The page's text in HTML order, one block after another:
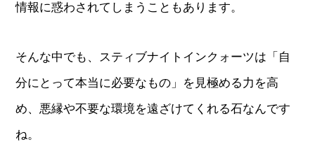
情報に惑わされてしまうこともあります。
そんな中でも、スティブナイトインクォーツは「自
分にとって本当に必要なもの」を見極める力を高
め、悪縁や不要な環境を遠ざけてくれる石なんです
ね。